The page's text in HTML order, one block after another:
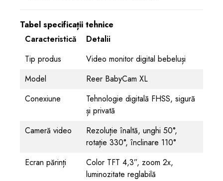
Tabel specificații tehnice
Caracteristică
Detalii
Tip produs
Video monitor digital bebeluși
Model
Reer BabyCam XL
Conexiune
Tehnologie digitală FHSS, sigură
și privată
Cameră video
Rezoluție înaltă, unghi 50°,
rotație 330°, înclinare 110°
Ecran părinți
Color TFT 4,3”, zoom 2x,
luminozitate reglabilă